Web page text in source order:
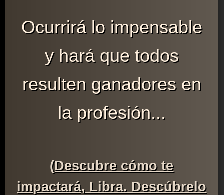
Ocurrirá lo impensable
y hará que todos
resulten ganadores en
la profesión...
(Descubre cómo te
impactará, Libra. Descúbrelo